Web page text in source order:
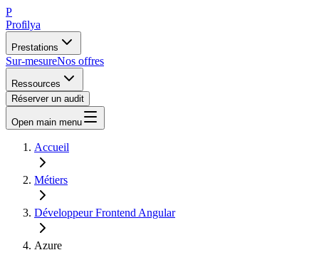
P
Profilya
Prestations
Sur-mesureNos offres
Ressources
Réserver un audit
Open main menu
Accueil
Métiers
Développeur Frontend Angular
Azure